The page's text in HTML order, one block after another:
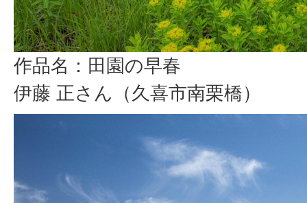
作品名：田園の早春
伊藤 正さん（久喜市南栗橋）